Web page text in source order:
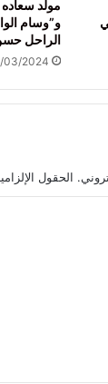
مولد سعاده
و”وسام
الراحل
03/2024
الحقول